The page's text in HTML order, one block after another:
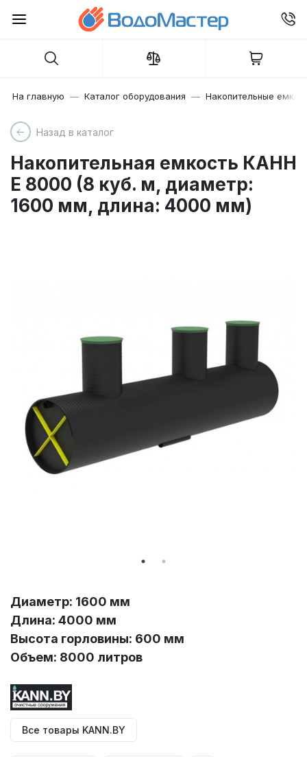
На главную Каталог оборудования Накопительные
Назад в каталог
Накопительная емкость КАНН
Е 8000 (8 куб. м, диаметр:
1600 мм, длина: 4000 мм)
Диаметр: 1600 мм
Длина: 4000 мм
Высота горловины: 600 мм
Объем: 8000 литров
Все товары KANN.BY